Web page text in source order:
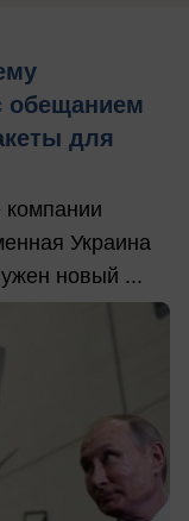
обещанием
для
Украина
новый ...